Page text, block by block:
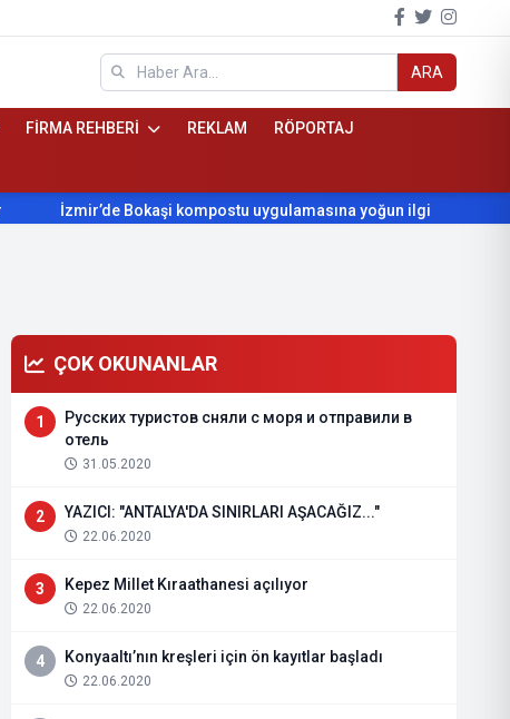
ARA
FİRMA REHBERİ REKLAM RÖPORTAJ
İzmir’de Bokaşi kompostu uygulamasına yoğun ilgi
ÇOK OKUNANLAR
1
Русских туристов сняли с моря и отправили в
отель
31.05.2020
2 YAZICI: "ANTALYA'DA SINIRLARI AŞACAĞIZ..."
22.06.2020
3 Kepez Millet Kıraathanesi açılıyor
22.06.2020
4 Konyaaltı’nın kreşleri için ön kayıtlar başladı
22.06.2020